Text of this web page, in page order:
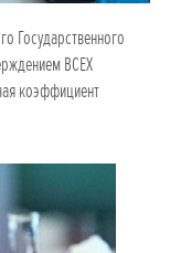
Государственного
ВСЕХ
коэффициент